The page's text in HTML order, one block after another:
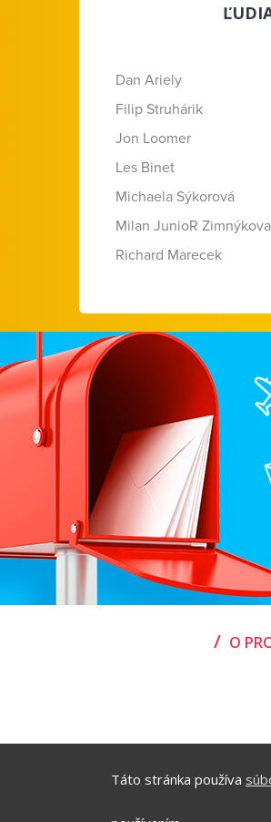
Táto stránka používa
Dan Ariely
Filip Struhárik
Jon Loomer
Les Binet
Michaela Sýkorová
Milan JunioR
Richard Marecek
/ O